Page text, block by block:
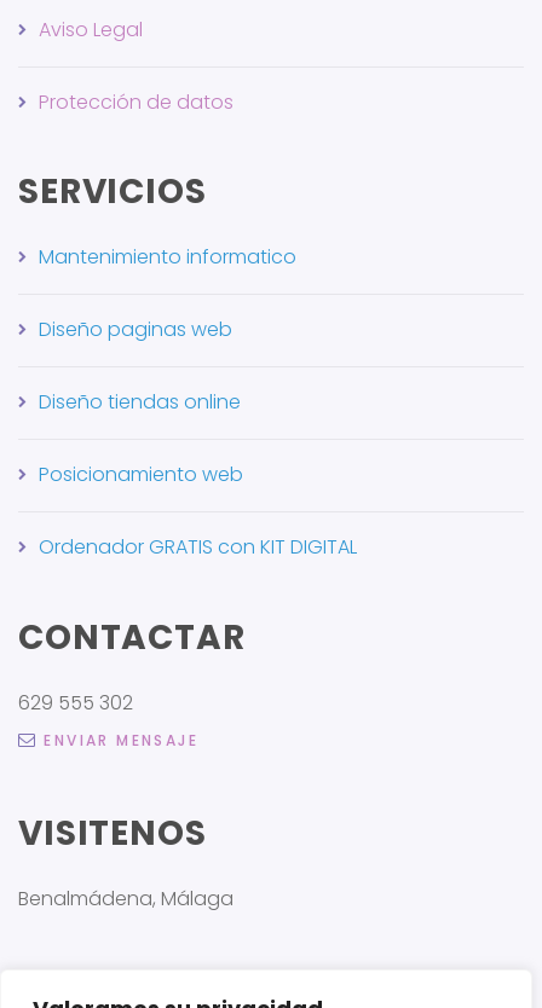
Aviso Legal
Protección de datos
SERVICIOS
Mantenimiento informatico
Diseño paginas web
Diseño tiendas online
Posicionamiento web
Ordenador GRATIS con KIT DIGITAL
CONTACTAR
629 555 302
ENVIAR MENSAJE
VISITENOS
Benalmádena, Málaga